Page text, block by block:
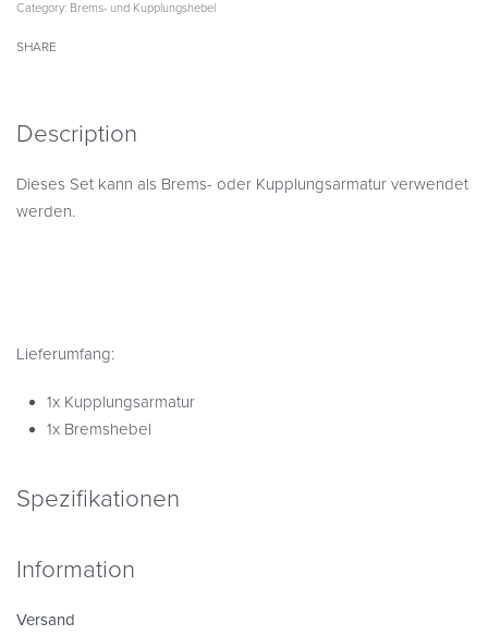
Category: Brems- und Kupplungshebel
SHARE
Description
Dieses Set kann als Brems- oder Kupplungsarmatur verwendet
werden.
Lieferumfang:
1x Kupplungsarmatur
1x Bremshebel
Spezifikationen
Information
Versand